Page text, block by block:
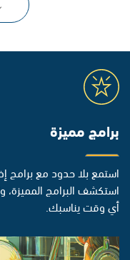
برامج مميزة
استمع بلا حدود مع برامج
استكشف البرامج المميزة،
أي وقت يناسبك.